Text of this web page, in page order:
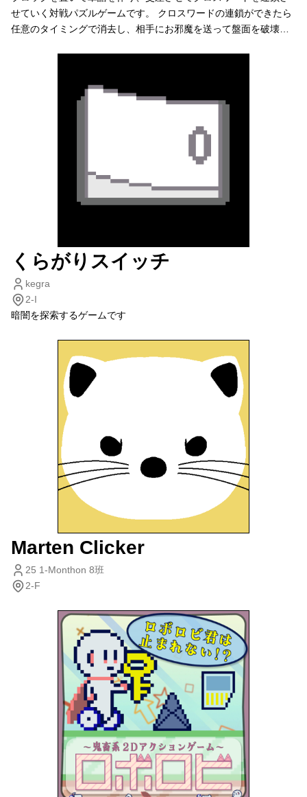
せていく対戦パズルゲームです。 クロスワードの連鎖ができたら
任意のタイミングで消去し、相手にお邪魔を送って盤面を破壊す
くらがりスイッチ
kegra
2-I
暗闇を探索するゲームです
Marten Clicker
25 1-Monthon 8班
2-F